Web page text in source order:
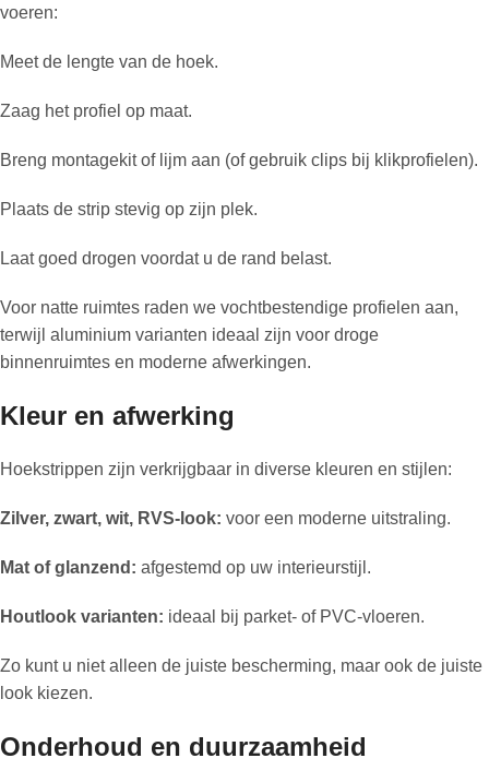
voeren:
Meet de lengte van de hoek.
Zaag het profiel op maat.
Breng montagekit of lijm aan (of gebruik clips bij klikprofielen).
Plaats de strip stevig op zijn plek.
Laat goed drogen voordat u de rand belast.
Voor natte ruimtes raden we vochtbestendige profielen aan,
terwijl aluminium varianten ideaal zijn voor droge
binnenruimtes en moderne afwerkingen.
Kleur en afwerking
Hoekstrippen zijn verkrijgbaar in diverse kleuren en stijlen:
Zilver, zwart, wit, RVS-look: voor een moderne uitstraling.
Mat of glanzend: afgestemd op uw interieurstijl.
Houtlook varianten: ideaal bij parket- of PVC-vloeren.
Zo kunt u niet alleen de juiste bescherming, maar ook de juiste
look kiezen.
Onderhoud en duurzaamheid